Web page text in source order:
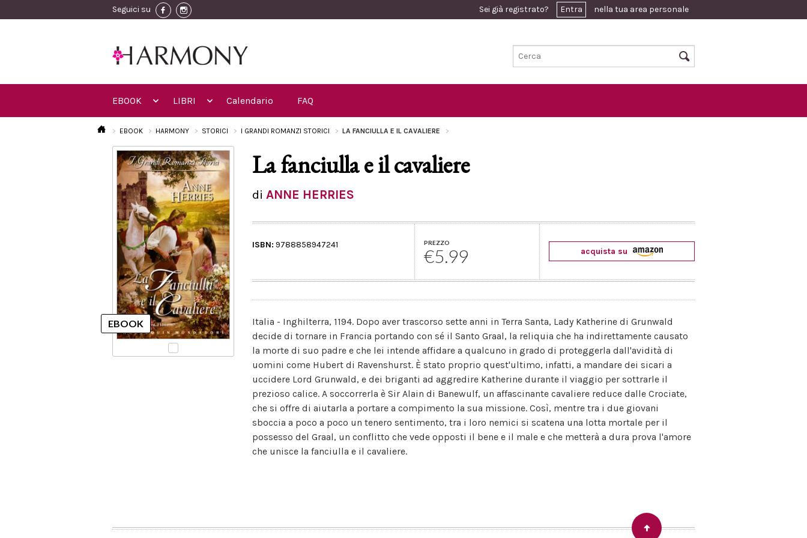
Seguici su Sei già registrato? Entra nella tua area personale
EBOOK LIBRI Calendario FAQ
EBOOK HARMONY STORICI I GRANDI ROMANZI STORICI LA FANCIULLA E IL CAVALIERE
La fanciulla e il cavaliere
diANNE HERRIES
ISBN: 9788858947241 PREZZO
€5.99 acquista su
Italia - Inghilterra, 1194. Dopo aver trascorso sette anni in Terra Santa, Lady Katherine di Grunwald
decide di tornare in Francia portando con sé il Santo Graal, la reliquia che ha indirettamente causato
la morte di suo padre e che lei intende affidare a qualcuno in grado di proteggerla dall'avidità di
uomini come Hubert di Ravenshurst. È stato proprio quest'ultimo, infatti, a mandare dei sicari a
uccidere Lord Grunwald, e dei briganti ad aggredire Katherine durante il viaggio per sottrarle il
prezioso calice. A soccorrerla è Sir Alain di Banewulf, un affascinante cavaliere reduce dalle Crociate,
che si offre di aiutarla a portare a compimento la sua missione. Così, mentre tra i due giovani
sboccia a poco a poco un tenero sentimento, tra i loro nemici si scatena una lotta mortale per il
possesso del Graal, un conflitto che vede opposti il bene e il male e che metterà a dura prova l'amore
che unisce la fanciulla e il cavaliere.